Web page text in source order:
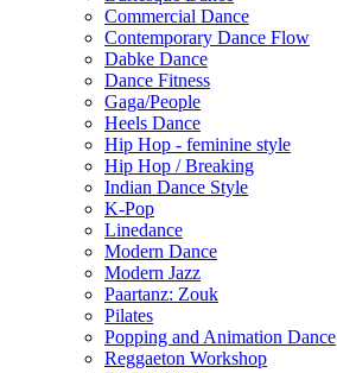
Commercial Dance
Contemporary Dance Flow
Dabke Dance
Dance Fitness
Gaga/People
Heels Dance
Hip Hop - feminine style
Hip Hop / Breaking
Indian Dance Style
K-Pop
Linedance
Modern Dance
Modern Jazz
Paartanz: Zouk
Pilates
Popping and Animation Dance
Reggaeton Workshop